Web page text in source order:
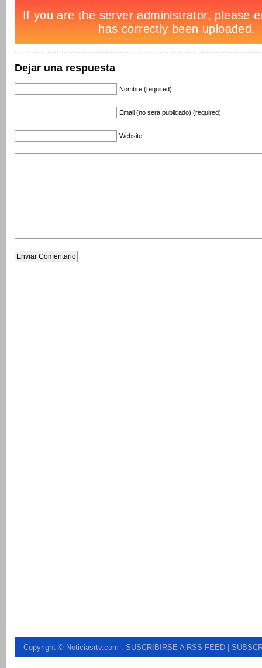
Dejar una respuesta
Nombre (required)
Email (no sera publicado) (required)
Website
Copyright © Noticiasrtv.com . SUSCRIBIRSE A RSS FEED |